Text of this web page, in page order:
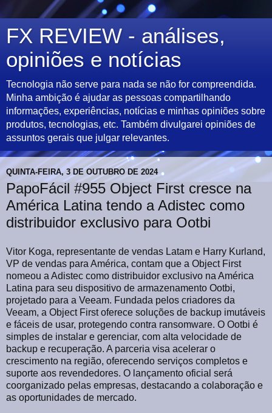
FX REVIEW - análises,
opiniões e notícias
Tecnologia não serve para nada se não for compreendida.
Minha ambição é ajudar as pessoas compartilhando
informações, experiências, notícias e minhas opiniões sobre
produtos, tecnologias, etc. Também divulgarei opiniões de
assuntos gerais que julgar relevantes.
QUINTA-FEIRA, 3 DE OUTUBRO DE 2024
PapoFácil #955 Object First cresce na
América Latina tendo a Adistec como
distribuidor exclusivo para Ootbi
Vitor Koga, representante de vendas Latam e Harry Kurland,
VP de vendas para América, contam que a Object First
nomeou a Adistec como distribuidor exclusivo na América
Latina para seu dispositivo de armazenamento Ootbi,
projetado para a Veeam. Fundada pelos criadores da
Veeam, a Object First oferece soluções de backup imutáveis
e fáceis de usar, protegendo contra ransomware. O Ootbi é
simples de instalar e gerenciar, com alta velocidade de
backup e recuperação. A parceria visa acelerar o
crescimento na região, oferecendo serviços completos e
suporte aos revendedores. O lançamento oficial será
coorganizado pelas empresas, destacando a colaboração e
as oportunidades de mercado.